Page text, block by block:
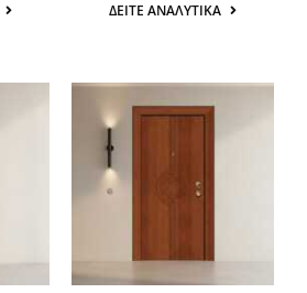
ΔΕΊΤΕ ΑΝΑΛΥΤΙΚΆ